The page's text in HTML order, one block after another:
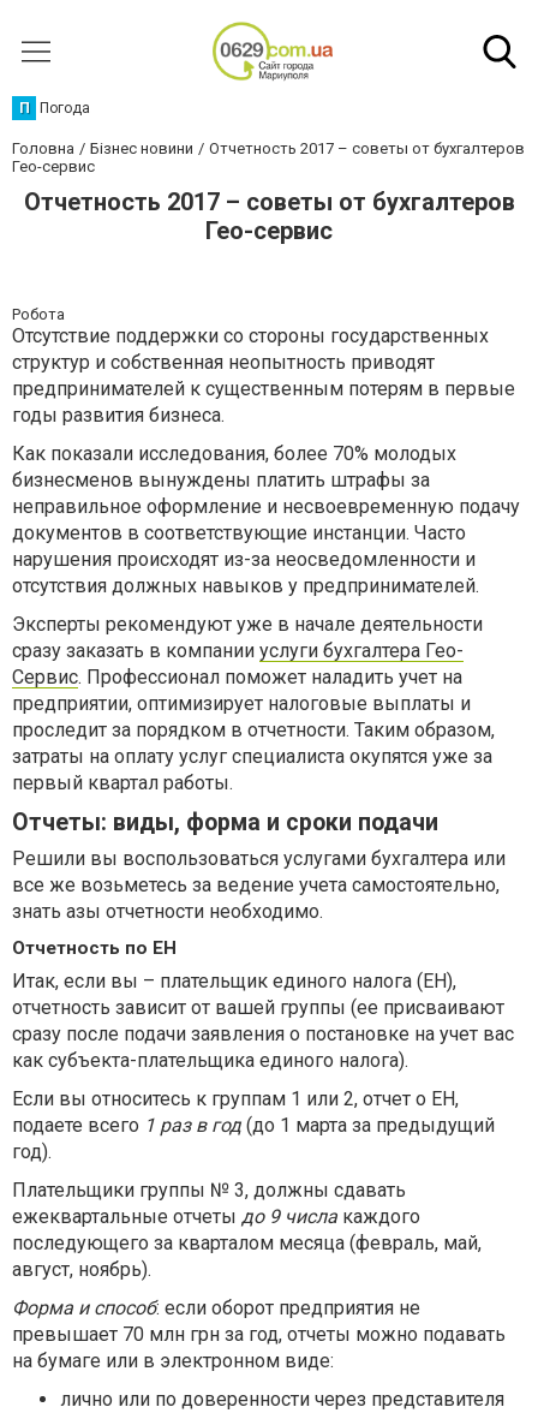
П Погода
Головна Бізнес новини
Отчетность 2017 – советы от бухгалтеров
Гео-сервис
Отчетность 2017 – советы от бухгалтеров
Гео-сервис
Робота
Отсутствие поддержки со стороны государственных
структур и собственная неопытность приводят
предпринимателей к существенным потерям в первые
годы развития бизнеса.
Как показали исследования, более 70% молодых
бизнесменов вынуждены платить штрафы за
неправильное оформление и несвоевременную подачу
документов в соответствующие инстанции. Часто
нарушения происходят из-за неосведомленности и
отсутствия должных навыков у предпринимателей.
Эксперты рекомендуют уже в начале деятельности
сразу заказать в компании услуги бухгалтера Гео-
Сервис. Профессионал поможет наладить учет на
предприятии, оптимизирует налоговые выплаты и
проследит за порядком в отчетности. Таким образом,
затраты на оплату услуг специалиста окупятся уже за
первый квартал работы.
Отчеты: виды, форма и сроки подачи
Решили вы воспользоваться услугами бухгалтера или
все же возьметесь за ведение учета самостоятельно,
знать азы отчетности необходимо.
Отчетность по ЕН
Итак, если вы – плательщик единого налога (ЕН),
отчетность зависит от вашей группы (ее присваивают
сразу после подачи заявления о постановке на учет вас
как субъекта-плательщика единого налога).
Если вы относитесь к группам 1 или 2, отчет о ЕН,
подаете всего 1 раз в год (до 1 марта за предыдущий
год).
Плательщики группы № 3, должны сдавать
ежеквартальные отчеты до 9 числа каждого
последующего за кварталом месяца (февраль, май,
август, ноябрь).
Форма и способ: если оборот предприятия не
превышает 70 млн грн за год, отчеты можно подавать
на бумаге или в электронном виде:
лично или по доверенности через представителя